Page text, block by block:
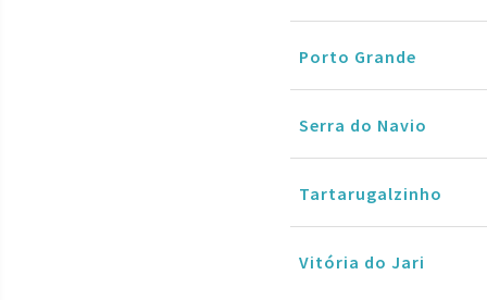
Porto Grande
Serra do Navio
Tartarugalzinho
Vitória do Jari